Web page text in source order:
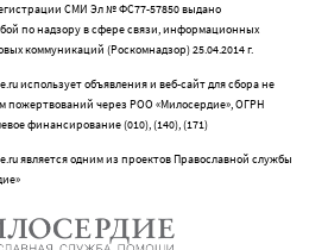
СМИ Эл № ФС77-57850 выдано
по надзору в сфере связи, информационных
коммуникаций (Роскомнадзор) 25.04.2014 г.
использует объявления и веб-сайт для сбора не
пожертвований через РОО «Милосердие», ОГРН
финансирование (010), (140), (171)
является одним из проектов Православной службы